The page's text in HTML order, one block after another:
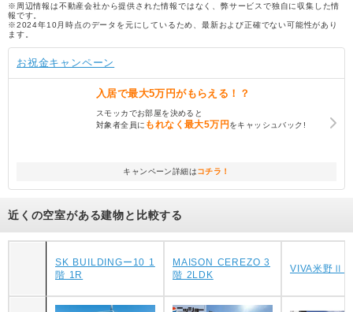
※周辺情報は不動産会社から提供された情報ではなく、弊サービスで独自に収集した情
報です。
※2024年10月時点のデータを元にしているため、最新および正確でない可能性があり
ます。
お祝金キャンペーン
入居で最大5万円がもらえる！？
スモッカでお部屋を決めると
対象者全員に もれなく最大5万円をキャッシュバック!
キャンペーン詳細はコチラ！
近くの空室がある建物と比較する
SK BUILDINGー10 1
階 1R
MAISON CEREZO 3
階 2LDK
VIVA米野Ⅱ